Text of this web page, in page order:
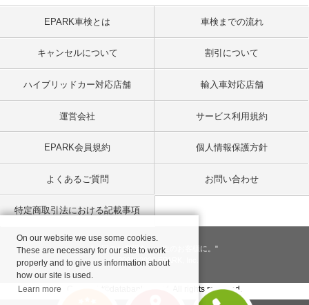
EPARK車検とは 車検までの流れ
キャンセルについて 割引について
ハイブリッドカー対応店舗 輸入車対応店舗
運営会社 サービス利用規約
EPARK会員規約 個人情報保護方針
よくあるご質問 お問い合わせ
特定商取引法における記載事項
"一回のお客様を、一生のお客様に。"
© 2001- 2026 EPARK, Inc.
Copyright©databank co, ltd. All rights reserved.
On our website we use some cookies.
These are necessary for our site to work
properly and to give us information about
how our site is used.
Learn more